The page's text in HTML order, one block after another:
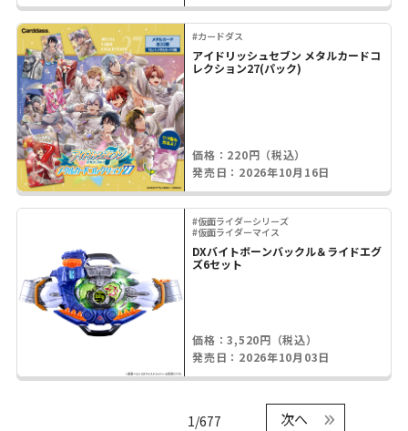
#カードダス
アイドリッシュセブン メタルカードコ
レクション27(パック)
価格：220円（税込）
発売日：2026年10月16日
#仮面ライダーシリーズ
#仮面ライダーマイス
DXバイトボーンバックル＆ライドエグ
ズ6セット
価格：3,520円（税込）
発売日：2026年10月03日
1/677 次へ